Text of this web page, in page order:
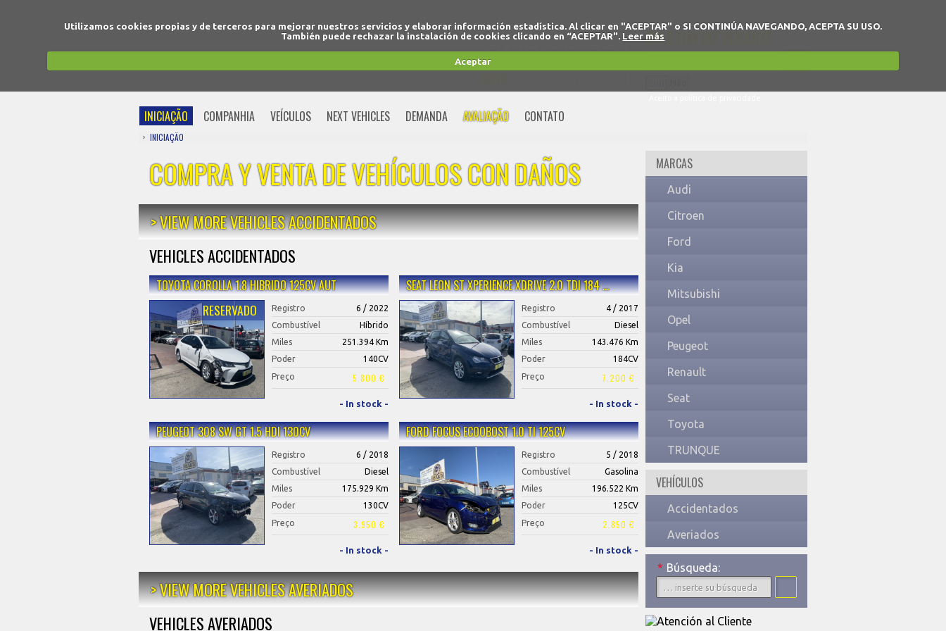
Utilizamos cookies propias y de terceros para mejorar nuestros servicios y elaborar información estadística. Al clicar en "ACEPTAR" o SI CONTINÚA NAVEGANDO, ACEPTA SU USO.
También puede rechazar la instalación de cookies clicando en “ACEPTAR". Leer más
Aceptar+34 91 691 77 32 BOLETIM DO VEÍCULO
INICIAÇÃO COMPANHIA VEÍCULOS NEXT VEHICLES DEMANDA AVALIAÇÃO CONTATO
INICIAÇÃO
MARCAS
Audi
Citroen
Ford
Kia
Mitsubishi
Opel
Peugeot
Renault
Seat
Toyota
TRUNQUE
VEHÍCULOS
Accidentados
Averiados
Búsqueda:
*
COMPRA Y VENTA DE VEHÍCULOS CON DAÑOS
> VIEW MORE VEHICLES ACCIDENTADOS
VEHICLES ACCIDENTADOS
TOYOTA COROLLA 1.8 HIBRIDO 125CV AUT
RESERVADO Registro
6 / 2022
Combustível
Híbrido
Miles
251.394 Km
Poder
140CV
Preço
5.800 €
- In stock -
SEAT LEON ST XPERIENCE XDRIVE 2.0 TDI 184 …
Registro
4 / 2017
Combustível
Diesel
Miles
143.476 Km
Poder
184CV
Preço
7.200 €
- In stock -
PEUGEOT 308 SW GT 1.5 HDI 130CV
Registro
6 / 2018
Combustível
Diesel
Miles
175.929 Km
Poder
130CV
Preço
3.950 €
- In stock -
FORD FOCUS ECOOBOST 1.0 TI 125CV
Registro
5 / 2018
Combustível
Gasolina
Miles
196.522 Km
Poder
125CV
Preço
2.850 €
- In stock -
> VIEW MORE VEHICLES AVERIADOS
VEHICLES AVERIADOS